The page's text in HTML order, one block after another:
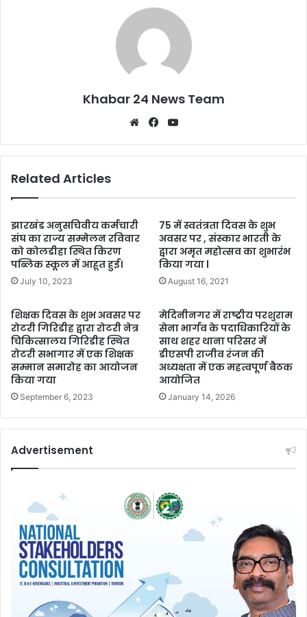
Khabar 24 News Team
WebsiteFacebook
Related Articles
झारखंड अनुसचिवीय कर्मचारी
संघ का राज्य सम्मेलन रविवार
को कोलडीहा स्थित किरण
पब्लिक स्कूल में आहूत हुई।
July 10, 2023
75 में स्वतंत्रता दिवस के शुभ
अवसर पर , संस्कार भारती के
द्वारा अमृत महोत्सव का शुभारंभ
किया गया l
August 16, 2021
शिक्षक दिवस के शुभ अवसर पर
रोटरी गिरिडीह द्वारा रोटरी नेत्र
चिकित्सालय गिरिडीह स्थित
रोटरी सभागार में एक शिक्षक
सम्मान समारोह का आयोजन
किया गया
September 6, 2023
मेदिनीनगर में राष्ट्रीय परशुराम
सेना भार्गव के पदाधिकारियों के
साथ शहर थाना परिसर में
डीएसपी राजीव रंजन की
अध्यक्षता में एक महत्वपूर्ण बैठक
आयोजित
January 14, 2026
Advertisement